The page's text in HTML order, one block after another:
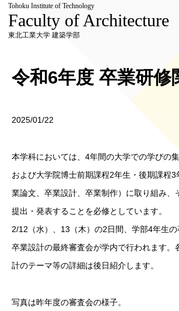
Tohoku Institute of Technology
Faculty of Architecture
東北工業大学 建築学部
令和6年度 卒業研修
2025/01/22
本学科においては、4年間の大学での学びの
および大学院博士前期課程2年生・後期課程
業論文、卒業設計、卒業制作）に取り組み、
提出・発表することを必修としています。
2/12（水）、13（木）の2日間、学部4年生
卒業設計の最終審査会が学内で行われます。
計のテーマ等の詳細は後日紹介します。
写真は昨年度の審査会の様子。